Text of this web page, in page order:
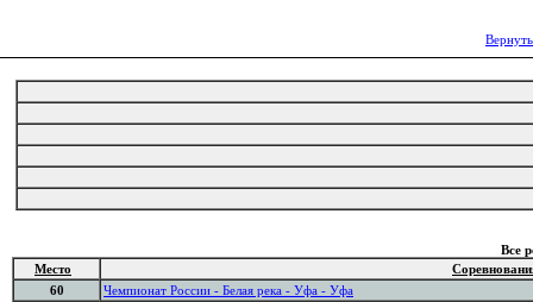
Все
Место
60
Чемпионат России - Белая река - Уфа - Уфа